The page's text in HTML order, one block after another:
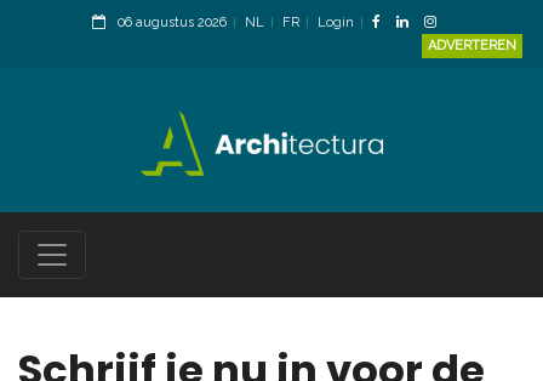
06 augustus 2026 NL FR
Login
ADVERTEREN